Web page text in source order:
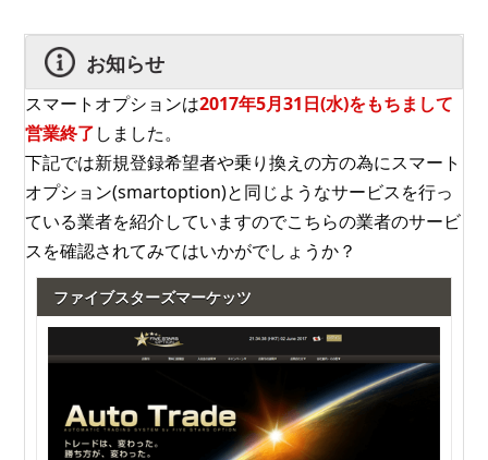
お知らせ
スマートオプションは2017年5月31日(水)をもちまして
営業終了しました。
下記では新規登録希望者や乗り換えの方の為にスマート
オプション(smartoption)と同じようなサービスを行っ
ている業者を紹介していますのでこちらの業者のサービ
スを確認されてみてはいかがでしょうか？
ファイブスターズマーケッツ